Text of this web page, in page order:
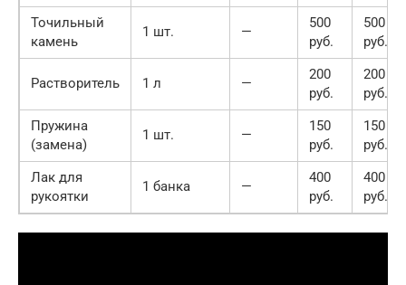
Точильный
камень
1 шт. —
500
руб.
500
руб.
Растворитель 1 л —
200
руб.
200
руб.
Пружина
(замена)
1 шт. —
150
руб.
150
руб.
Лак для
рукоятки
1 банка —
400
руб.
400
руб.